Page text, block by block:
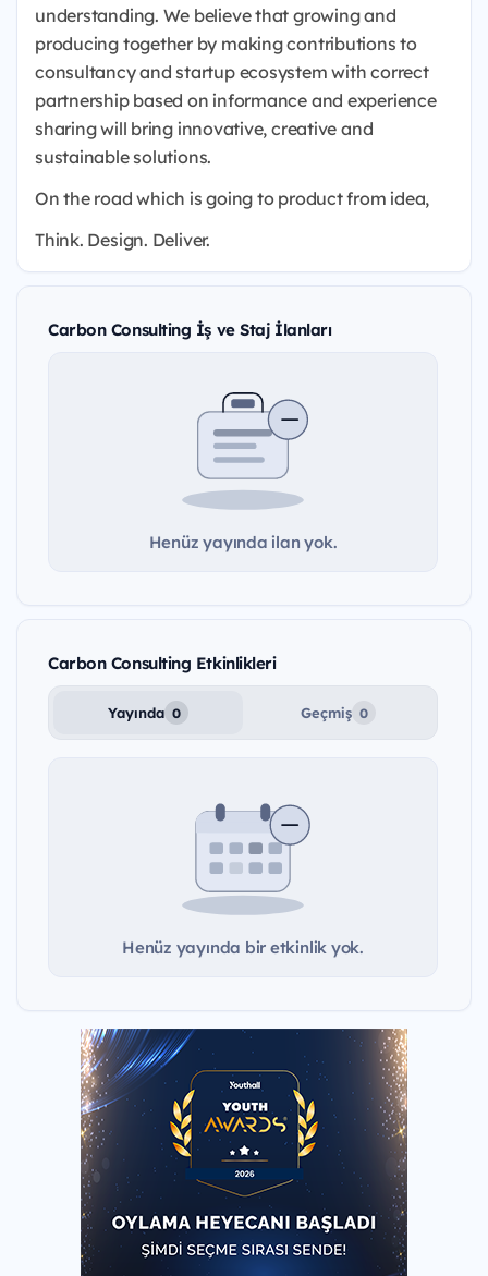
understanding. We believe that growing and
producing together by making contributions to
consultancy and startup ecosystem with correct
partnership based on informance and experience
sharing will bring innovative, creative and
sustainable solutions.
On the road which is going to product from idea,
Think. Design. Deliver.
Carbon Consulting İş ve Staj İlanları
Henüz yayında ilan yok.
Carbon Consulting Etkinlikleri
Yayında 0 Geçmiş 0
Henüz yayında bir etkinlik yok.